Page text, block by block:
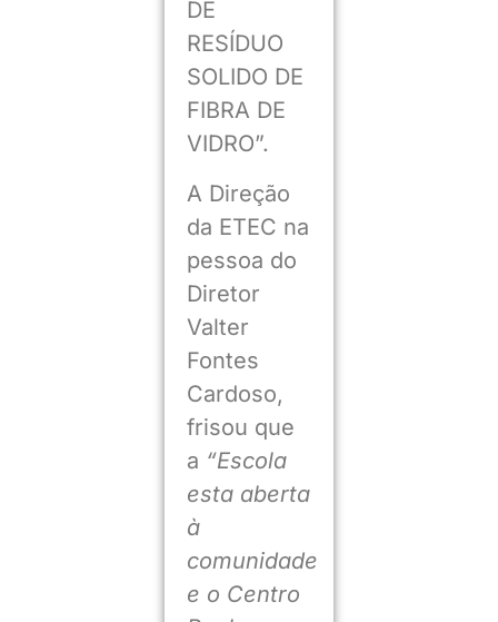
DE
RESÍDUO
SOLIDO DE
FIBRA DE
VIDRO”.
A Direção
da ETEC na
pessoa do
Diretor
Valter
Fontes
Cardoso,
frisou que
a “Escola
esta aberta
à
comunidade
e o Centro